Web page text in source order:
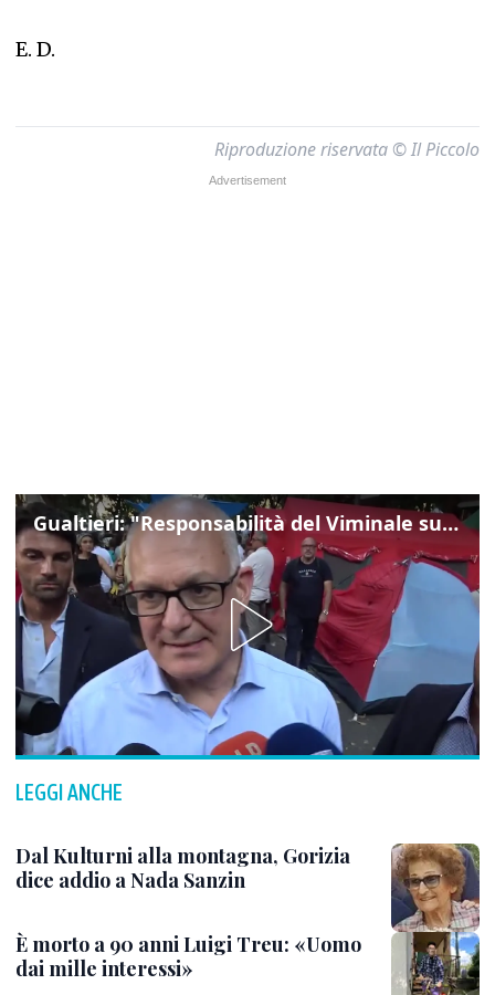
E. D.
Riproduzione riservata © Il Piccolo
Gualtieri: "Responsabilità del Viminale su Spin Time? La posizione dei partiti è nota"
LEGGI ANCHE
Dal Kulturni alla montagna, Gorizia
dice addio a Nada Sanzin
È morto a 90 anni Luigi Treu: «Uomo
dai mille interessi»